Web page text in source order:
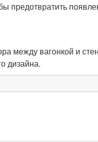
предотвратить
между вагонкой и
дизайна.